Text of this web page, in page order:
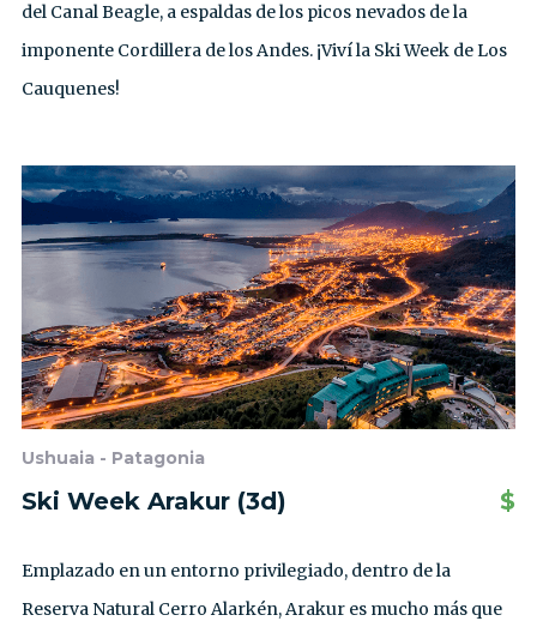
del Canal Beagle, a espaldas de los picos nevados de la
imponente Cordillera de los Andes. ¡Viví la Ski Week de Los
Cauquenes!
Ushuaia - Patagonia
Ski Week Arakur (3d) $
Emplazado en un entorno privilegiado, dentro de la
Reserva Natural Cerro Alarkén, Arakur es mucho más que